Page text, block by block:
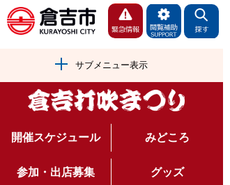
サブメニュー表示
開催スケジュール みどころ
参加・出店募集 グッズ